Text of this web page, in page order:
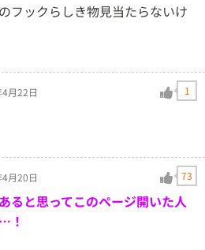
フックらしき物見当たらないけ
月22日 1
月20日 73
ると思ってこのページ開いた人
！